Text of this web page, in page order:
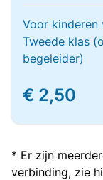
Voor kinderen
Tweede klas
begeleider)
€ 2,50
* Er zijn
verbinding, zie